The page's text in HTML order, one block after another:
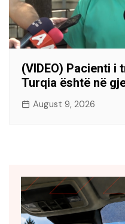
(VIDEO) Pacienti i
Turqia është në
August 9, 2026